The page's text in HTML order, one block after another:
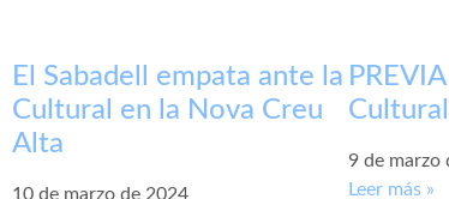
El Sabadell empata ante la
Cultural en la Nova Creu
Alta
10 de marzo de 2024
9 de marzo
Leer más »